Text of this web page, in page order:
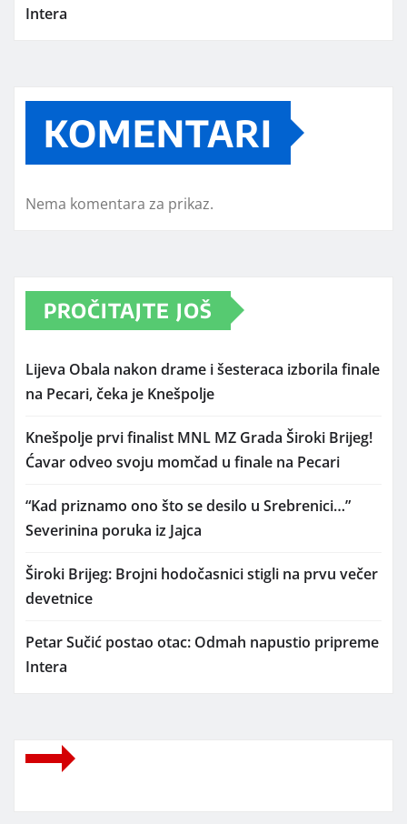
Intera
KOMENTARI
Nema komentara za prikaz.
PROČITAJTE JOŠ
Lijeva Obala nakon drame i šesteraca izborila finale
na Pecari, čeka je Knešpolje
Knešpolje prvi finalist MNL MZ Grada Široki Brijeg!
Ćavar odveo svoju momčad u finale na Pecari
“Kad priznamo ono što se desilo u Srebrenici…”
Severinina poruka iz Jajca
Široki Brijeg: Brojni hodočasnici stigli na prvu večer
devetnice
Petar Sučić postao otac: Odmah napustio pripreme
Intera